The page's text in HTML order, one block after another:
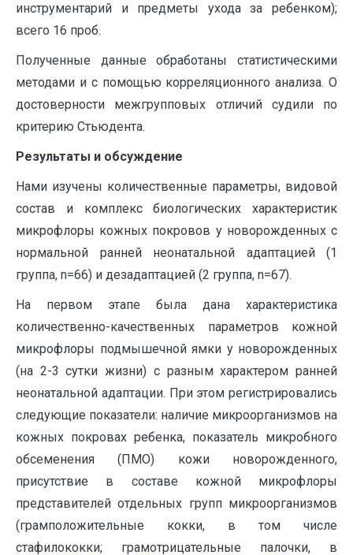
инструментарий и предметы ухода за ребенком);
всего 16 проб.
Полученные данные обработаны статистическими
методами и с помощью корреляционного анализа. О
достоверности межгрупповых отличий судили по
критерию Стьюдента.
Результаты и обсуждение
Нами изучены количественные параметры, видовой
состав и комплекс биологических характеристик
микрофлоры кожных покровов у новорожденных с
нормальной ранней неонатальной адаптацией (1
группа, n=66) и дезадаптацией (2 группа, n=67).
На первом этапе была дана характеристика
количественно-качественных параметров кожной
микрофлоры подмышечной ямки у новорожденных
(на 2-3 сутки жизни) с разным характером ранней
неонатальной адаптации. При этом регистрировались
следующие показатели: наличие микроорганизмов на
кожных покровах ребенка, показатель микробного
обсеменения (ПМО) кожи новорожденного,
присутствие в составе кожной микрофлоры
представителей отдельных групп микроорганизмов
(грамположительные кокки, в том числе
стафилококки; грамотрицательные палочки, в